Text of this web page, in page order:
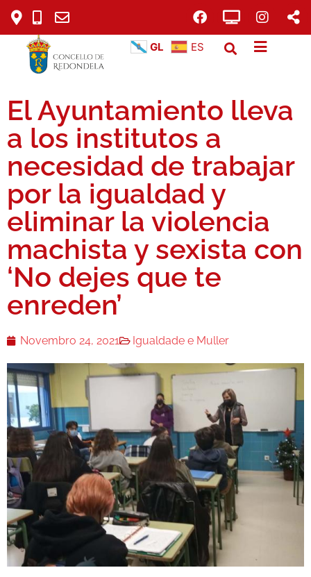
GL ES
El Ayuntamiento lleva
a los institutos a
necesidad de trabajar
por la igualdad y
eliminar la violencia
machista y sexista con
‘No dejes que te
enreden’
Novembro 24, 2021 Igualdade e Muller